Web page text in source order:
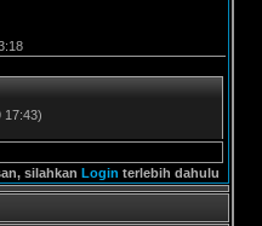
17:43)
silahkan Login terlebih dahulu